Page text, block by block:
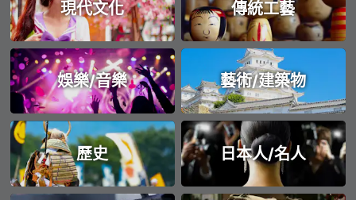
現代文化 傳統工藝
娛樂/音樂 藝術/建築物
歷史 日本人/名人